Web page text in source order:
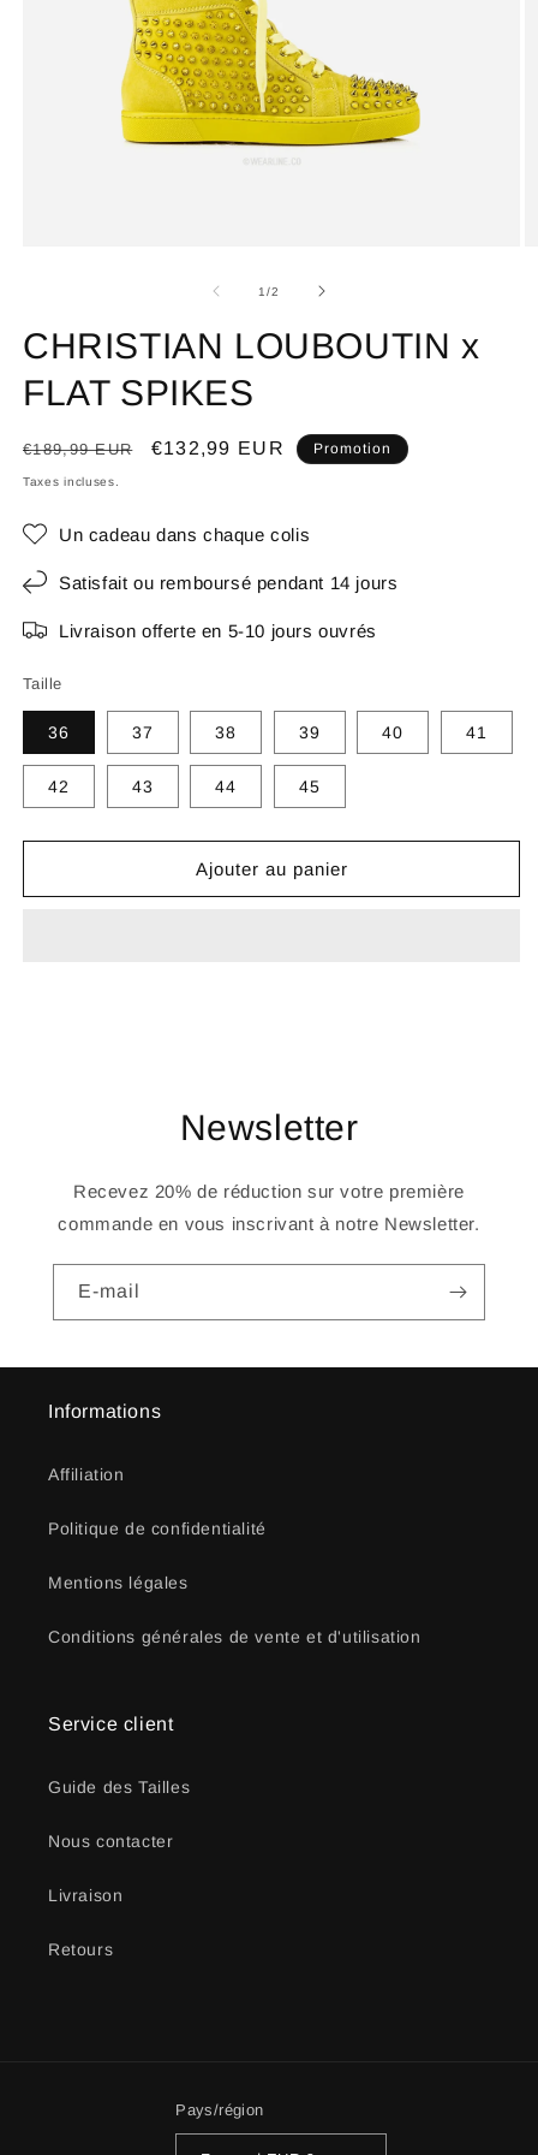
1/de
2
CHRISTIAN LOUBOUTIN x
FLAT SPIKES
Prix
habituel
€189,99 EUR
Prix
€132,99 EUR Promotion
Taxes incluses.
Un cadeau dans chaque colis
Satisfait ou remboursé pendant 14 jours
Livraison offerte en 5-10 jours ouvrés
Taille
36 37 38 39 40 41
42 43 44 45
Ajouter au panier
Newsletter
Recevez 20% de réduction sur votre première
commande en vous inscrivant à notre Newsletter.
E-mail
Informations
Affiliation
Politique de confidentialité
Mentions légales
Conditions générales de vente et d'utilisation
Service client
Guide des Tailles
Nous contacter
Livraison
Retours
Pays/région